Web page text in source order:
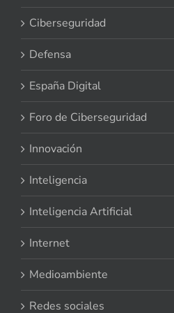
Ciberseguridad
Defensa
España Digital
Foro de Ciberseguridad
Innovación
Inteligencia
Inteligencia Artificial
Internet
Medioambiente
Redes sociales